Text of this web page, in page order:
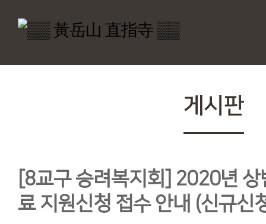
게시판
[8교구 승려복지회] 2020년
료 지원신청 접수 안내 (신규신